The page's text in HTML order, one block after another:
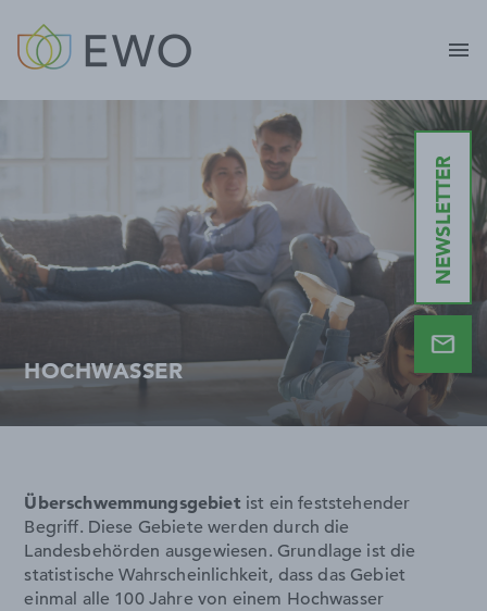
menu
NEWSLETTER
HOCHWASSER
Überschwemmungsgebiet ist ein feststehender
Begriff. Diese Gebiete werden durch die
Landesbehörden ausgewiesen. Grundlage ist die
statistische Wahrscheinlichkeit, dass das Gebiet
einmal alle 100 Jahre von einem Hochwasser